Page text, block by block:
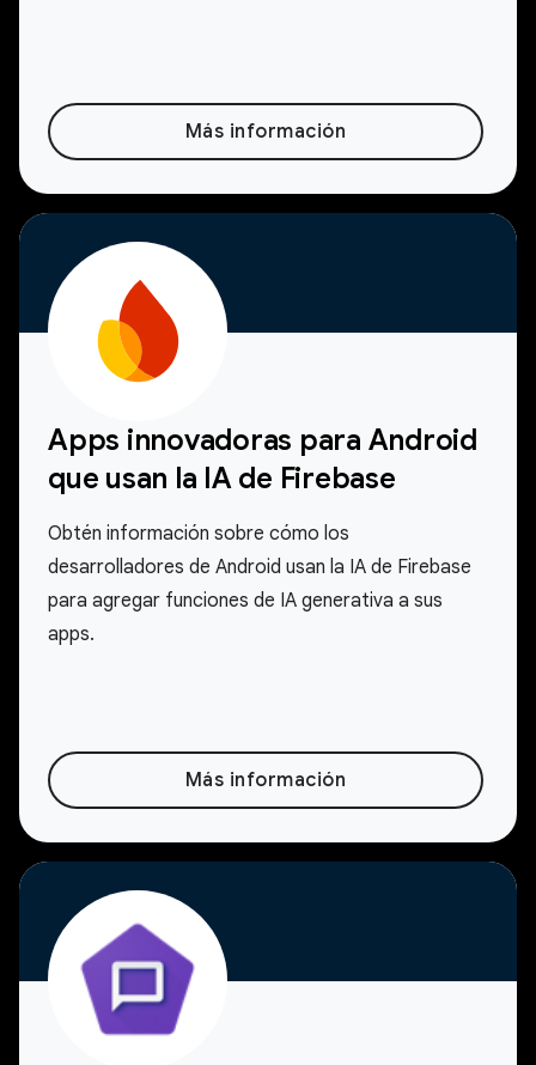
Más información
Apps innovadoras para Android
que usan la IA de Firebase
Obtén información sobre cómo los
desarrolladores de Android usan la IA de Firebase
para agregar funciones de IA generativa a sus
apps.
Más información